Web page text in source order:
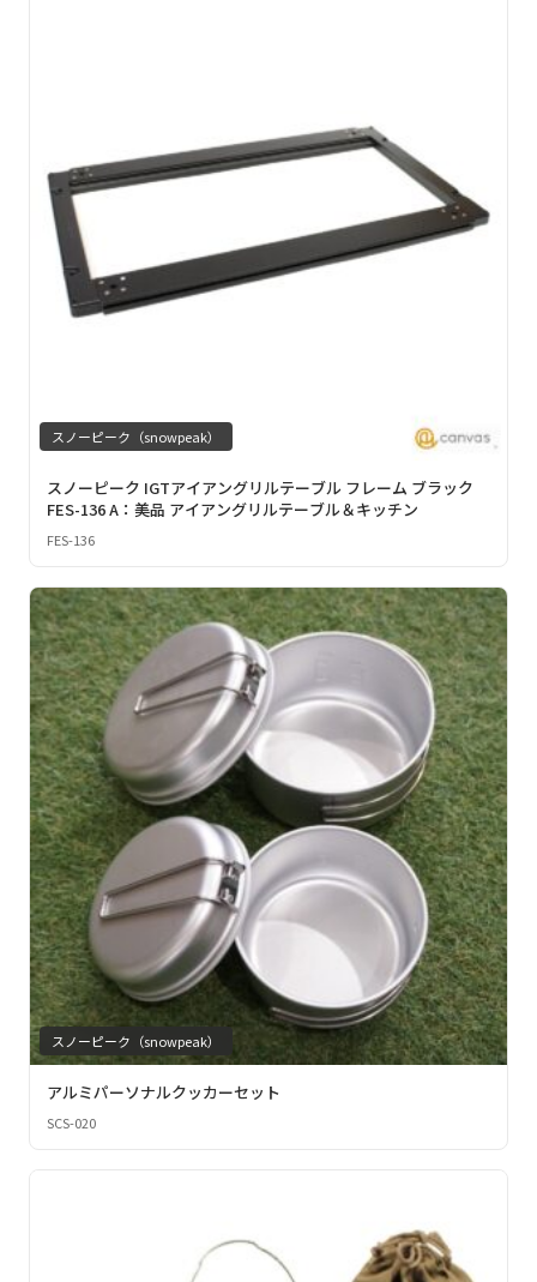
スノーピーク（snowpeak）
スノーピーク IGTアイアングリルテーブル フレーム ブラック
FES-136 A：美品 アイアングリルテーブル＆キッチン
FES-136
スノーピーク（snowpeak）
アルミパーソナルクッカーセット
SCS-020